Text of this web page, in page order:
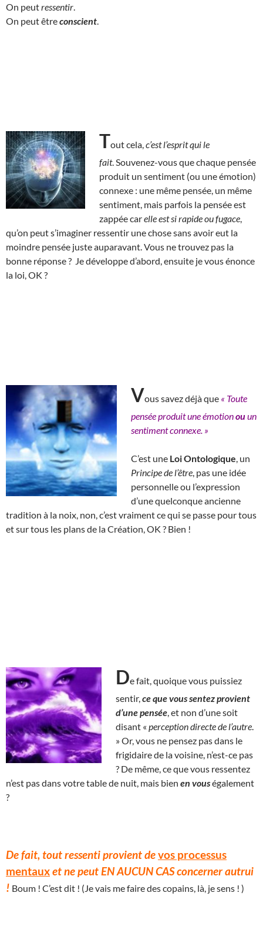
On peutressentir
On peut êtreconscient
Tout cela, c’est l’esprit qui le
fait. Souvenez-vous que chaque pensée
produit un sentiment (ou une émotion)
connexe : une même pensée, un même
sentiment, mais parfois la pensée est
zappée carelle est si rapide ou fugace
qu’on peut s’imaginer ressentir une chose sans avoir eut la
moindre pensée juste auparavant. Vous ne trouvez pas la
bonne réponse ? Je développe d’abord, ensuite je vous énonce
la loi, OK ?
Vous savez déjà que « Toute
pensée produit une émotionouun
sentiment connexe. »
C’est une Loi Ontologique , un
Principe de l’être , pas une idée
personnelle ou l’expression
d’une quelconque ancienne
tradition à la noix, non, c’est vraiment ce qui se passe pour tous
et sur tous les plans de la Création, OK ? Bien !
De fait, quoique vous puissiez
sentir, ce que vous sentez provient
d’une pensée , et non d’une soit
disant « perception directe de l’autre
» Or, vous ne pensez pas dans le
frigidaire de la voisine, n’est-ce pas
? De même, ce que vous ressentez
n’est pas dans votre table de nuit, mais bien en vouségalement
?
De fait, tout ressenti provient devos processus
mentauxet ne peut EN AUCUN CAS concerner autrui
! Boum ! C’est dit ! (Je vais me faire des copains, là, je sens ! )